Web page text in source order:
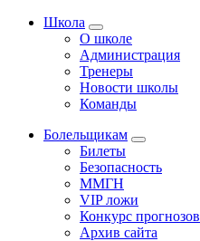
Школа
О школе
Администрация
Тренеры
Новости школы
Команды
Болельщикам
Билеты
Безопасность
ММГН
VIP ложи
Конкурс прогнозов
Архив сайта